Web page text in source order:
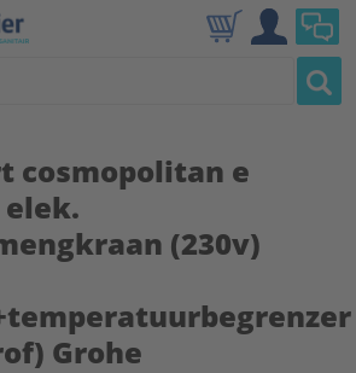
cosmopolitan e
(230v)
Grohe